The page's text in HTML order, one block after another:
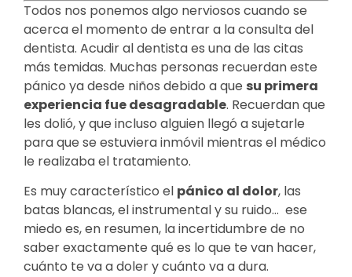
Todos nos ponemos algo nerviosos cuando se
acerca el momento de entrar a la consulta del
dentista. Acudir al dentista es una de las citas
más temidas. Muchas personas recuerdan este
pánico ya desde niños debido a que su primera
experiencia fue desagradable. Recuerdan que
les dolió, y que incluso alguien llegó a sujetarle
para que se estuviera inmóvil mientras el médico
le realizaba el tratamiento.
Es muy característico el pánico al dolor, las
batas blancas, el instrumental y su ruido… ese
miedo es, en resumen, la incertidumbre de no
saber exactamente qué es lo que te van hacer,
cuánto te va a doler y cuánto va a dura.